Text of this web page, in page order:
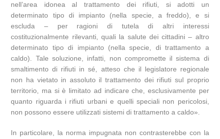
nell’area idonea al trattamento dei rifiuti, si adotti un
determinato tipo di impianto (nella specie, a freddo), e si
escluda – per ragioni di tutela di altri interessi
costituzionalmente rilevanti, quali la salute dei cittadini – altro
determinato tipo di impianto (nella specie, di trattamento a
caldo). Tale soluzione, infatti, non compromette il sistema di
smaltimento di rifiuti in sé, atteso che il legislatore regionale
non ha vietato in assoluto il trattamento dei rifiuti sul proprio
territorio, ma si è limitato ad indicare che, esclusivamente per
quanto riguarda i rifiuti urbani e quelli speciali non pericolosi,
non possono essere utilizzati sistemi di trattamento a caldo».
In particolare, la norma impugnata non contrasterebbe con la